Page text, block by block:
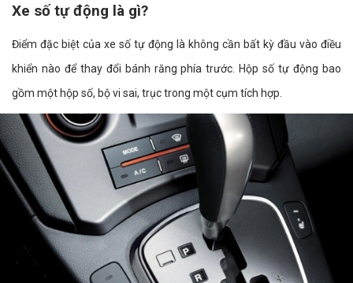
Xe số tự động là gì?
Điểm đặc biệt của xe số tự động là không cần bất kỳ đầu vào điều
khiển nào để thay đổi bánh răng phía trước. Hộp số tự động bao
gồm một hộp số, bộ vi sai, trục trong một cụm tích hợp.